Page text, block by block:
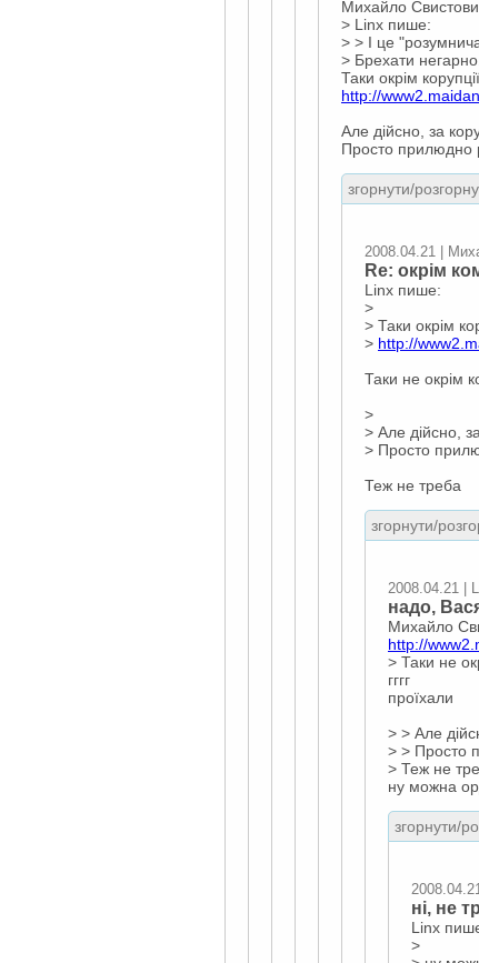
Михайло
> Linx пише:
> > І це
> Брехати
Таки окрім корупції.
http://
Але дійсно, за
Просто прилюдно
згорнути/
2008.04.21 |
Re: окрім
Linx пише:
>
> Таки окрім
> http://
Таки не окрім
>
> Але дійсно,
> Просто
Теж не треба
згорнути/
2008.04.21 |
надо,
Михайло
http://
> Таки не
гггг
проїхали
> > Але
> > Просто
> Теж не
ну можна
згорнути/
ні, не
Linx
>